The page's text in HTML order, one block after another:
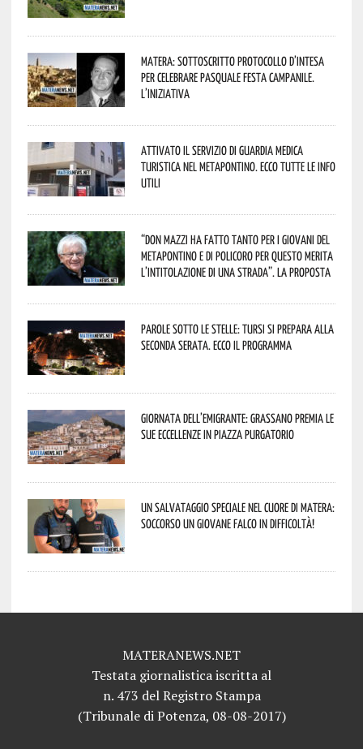
Matera: sottoscritto protocollo d’intesa
per celebrare Pasquale Festa Campanile.
L’iniziativa
Attivato il servizio di Guardia Medica
Turistica nel Metapontino. Ecco tutte le info
utili
“Don Mazzi ha fatto tanto per i giovani del
Metapontino e di Policoro per questo merita
l’intitolazione di una strada”. La proposta
Parole sotto le stelle: Tursi si prepara alla
seconda serata. Ecco il programma
Giornata dell’Emigrante: Grassano premia le
sue eccellenze in Piazza Purgatorio
Un salvataggio speciale nel cuore di Matera:
soccorso un giovane falco in difficoltà!
MATERANEWS.NET
Testata giornalistica iscritta al
n. 473 del Registro Stampa
(Tribunale di Potenza, 08-08-2017)